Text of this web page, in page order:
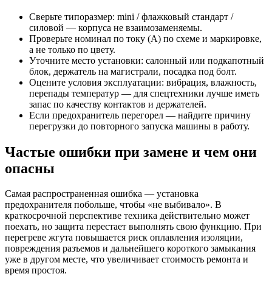
Сверьте типоразмер: mini / флажковый стандарт /
силовой — корпуса не взаимозаменяемы.
Проверьте номинал по току (A) по схеме и маркировке,
а не только по цвету.
Уточните место установки: салонный или подкапотный
блок, держатель на магистрали, посадка под болт.
Оцените условия эксплуатации: вибрация, влажность,
перепады температур — для спецтехники лучше иметь
запас по качеству контактов и держателей.
Если предохранитель перегорел — найдите причину
перегрузки до повторного запуска машины в работу.
Частые ошибки при замене и чем они
опасны
Самая распространенная ошибка — установка
предохранителя побольше, чтобы «не выбивало». В
краткосрочной перспективе техника действительно может
поехать, но защита перестает выполнять свою функцию. При
перегреве жгута повышается риск оплавления изоляции,
повреждения разъемов и дальнейшего короткого замыкания
уже в другом месте, что увеличивает стоимость ремонта и
время простоя.